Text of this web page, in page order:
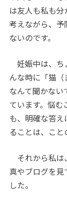
は友人も私も
考えながら、
ないのです。
妊娠中は、ち
んな時に「猫（
なんて聞かな
ています。悩む
も、明確な答
ることは、こと
それから私は
真やブログを
した。